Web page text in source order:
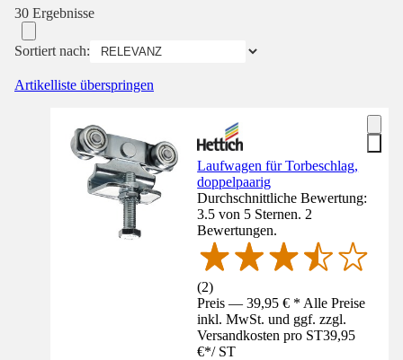
30 Ergebnisse
Sortiert nach:
Artikelliste überspringen
Laufwagen für Torbeschlag,
doppelpaarig
Durchschnittliche Bewertung:
3.5 von 5 Sternen. 2
Bewertungen.
(2)
Preis — 39,95 € * Alle Preise
inkl. MwSt. und ggf. zzgl.
Versandkosten pro ST39,95
€*/ ST